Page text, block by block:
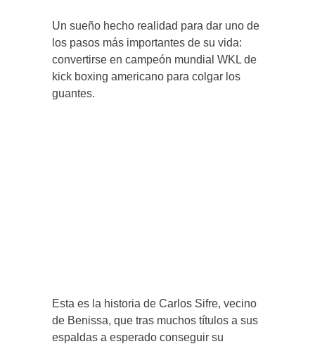
Un sueño hecho realidad para dar uno de
los pasos más importantes de su vida:
convertirse en campeón mundial WKL de
kick boxing americano para colgar los
guantes.
Esta es la historia de Carlos Sifre, vecino
de Benissa, que tras muchos títulos a sus
espaldas a esperado conseguir su